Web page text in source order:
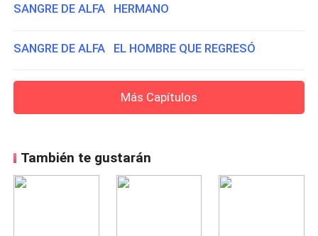
SANGRE DE ALFA HERMANO
SANGRE DE ALFA EL HOMBRE QUE REGRESÓ
Más Capítulos
También te gustarán